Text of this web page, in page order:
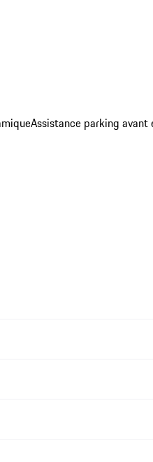
Assistance parking avant